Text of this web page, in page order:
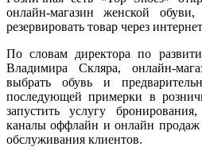
онлайн-магазин женской
резервировать товар через
По словам директора по
Владимира Скляра, онлайн-
выбрать обувь и
последующей примерки в
запустить услугу
каналы оффлайн и онлайн продаж
обслуживания клиентов.